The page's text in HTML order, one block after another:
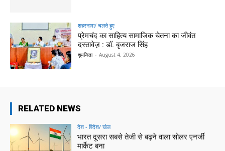
शहरनामा/ चलते हुए
प्रेमचंद का साहित्य सामाजिक चेतना का जीवंत
दस्तावेज़ : डॉ. बृजराज सिंह
शुभजिता - August 4, 2026
RELATED NEWS
देश - विदेश/ खेल
भारत दूसरा सबसे तेजी से बढ़ने वाला सोलर एनर्जी
मार्केट बना